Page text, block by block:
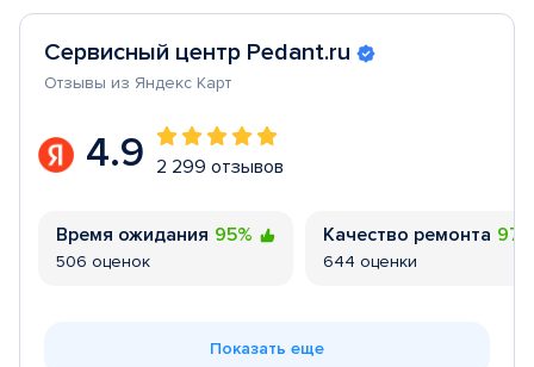
Сервисный центр Pedant.ru
Отзывы из Яндекс Карт
4.9 2 299 отзывов
Время ожидания 95%
506 оценок
Качество ремонта
644 оценки
Показать еще